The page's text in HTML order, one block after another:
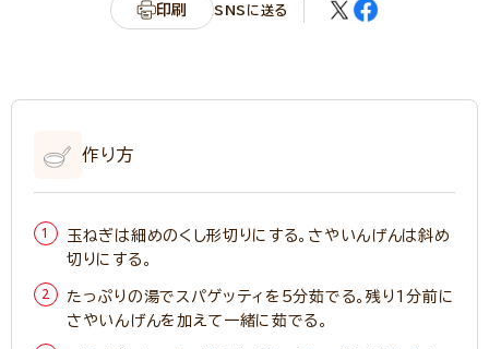
印刷 SNSに送る
作り方
玉ねぎは細めのくし形切りにする。さやいんげんは斜め
切りにする。
たっぷりの湯でスパゲッティを5分茹でる。残り1分前に
さやいんげんを加えて一緒に茹でる。